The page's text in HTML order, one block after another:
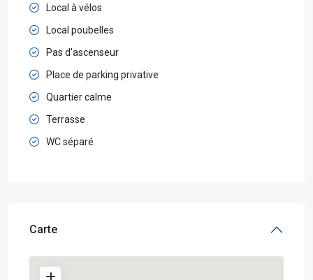
Local à vélos
Local poubelles
Pas d'ascenseur
Place de parking privative
Quartier calme
Terrasse
WC séparé
Carte